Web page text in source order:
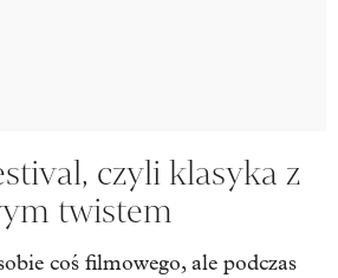
czyli klasyka z
twistem
coś filmowego, ale podczas